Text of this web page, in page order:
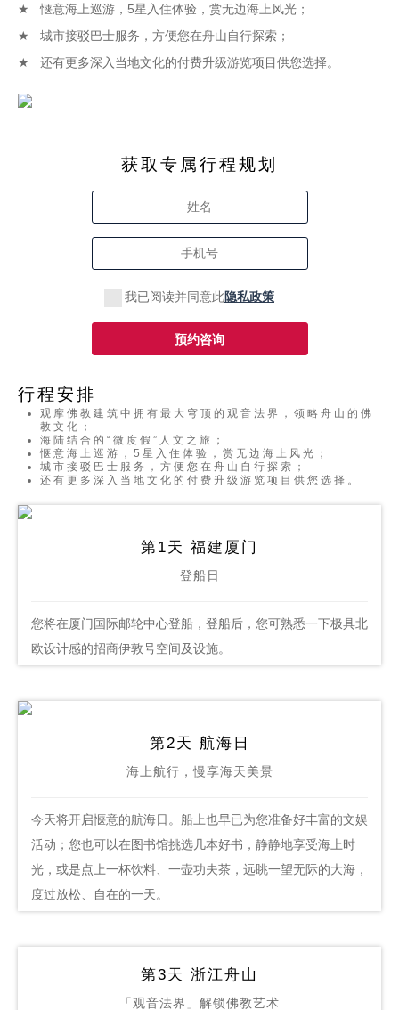
惬意海上巡游，5星入住体验，赏无边海上风光；
城市接驳巴士服务，方便您在舟山自行探索；
还有更多深入当地文化的付费升级游览项目供您选择。
获取专属行程规划
我已阅读并同意此隐私政策
预约咨询
行程安排
观摩佛教建筑中拥有最大穹顶的观音法界，领略舟山的佛
教文化；
海陆结合的“微度假”人文之旅；
惬意海上巡游，5星入住体验，赏无边海上风光；
城市接驳巴士服务，方便您在舟山自行探索；
还有更多深入当地文化的付费升级游览项目供您选择。
第1天 福建厦门
登船日
您将在厦门国际邮轮中心登船，登船后，您可熟悉一下极具北
欧设计感的招商伊敦号空间及设施。
第2天 航海日
海上航行，慢享海天美景
今天将开启惬意的航海日。船上也早已为您准备好丰富的文娱
活动；您也可以在图书馆挑选几本好书，静静地享受海上时
光，或是点上一杯饮料、一壶功夫茶，远眺一望无际的大海，
度过放松、自在的一天。
第3天 浙江舟山
「观音法界」解锁佛教艺术